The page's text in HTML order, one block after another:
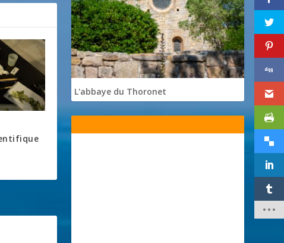
L'abbaye du Thoronet